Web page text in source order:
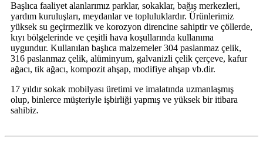
Başlıca faaliyet alanlarımız parklar, sokaklar, bağış merkezleri,
yardım kuruluşları, meydanlar ve topluluklardır. Ürünlerimiz
yüksek su geçirmezlik ve korozyon direncine sahiptir ve çöllerde,
kıyı bölgelerinde ve çeşitli hava koşullarında kullanıma
uygundur. Kullanılan başlıca malzemeler 304 paslanmaz çelik,
316 paslanmaz çelik, alüminyum, galvanizli çelik çerçeve, kafur
ağacı, tik ağacı, kompozit ahşap, modifiye ahşap vb.dir.
17 yıldır sokak mobilyası üretimi ve imalatında uzmanlaşmış
olup, binlerce müşteriyle işbirliği yapmış ve yüksek bir itibara
sahibiz.